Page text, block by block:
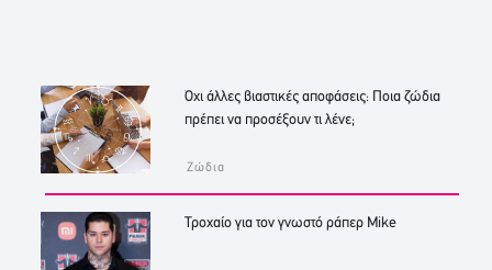
Όχι άλλες βιαστικές αποφάσεις: Ποια ζώδια
πρέπει να προσέξουν τι λένε;
Ζώδια
Τροχαίο για τον γνωστό ράπερ Mike